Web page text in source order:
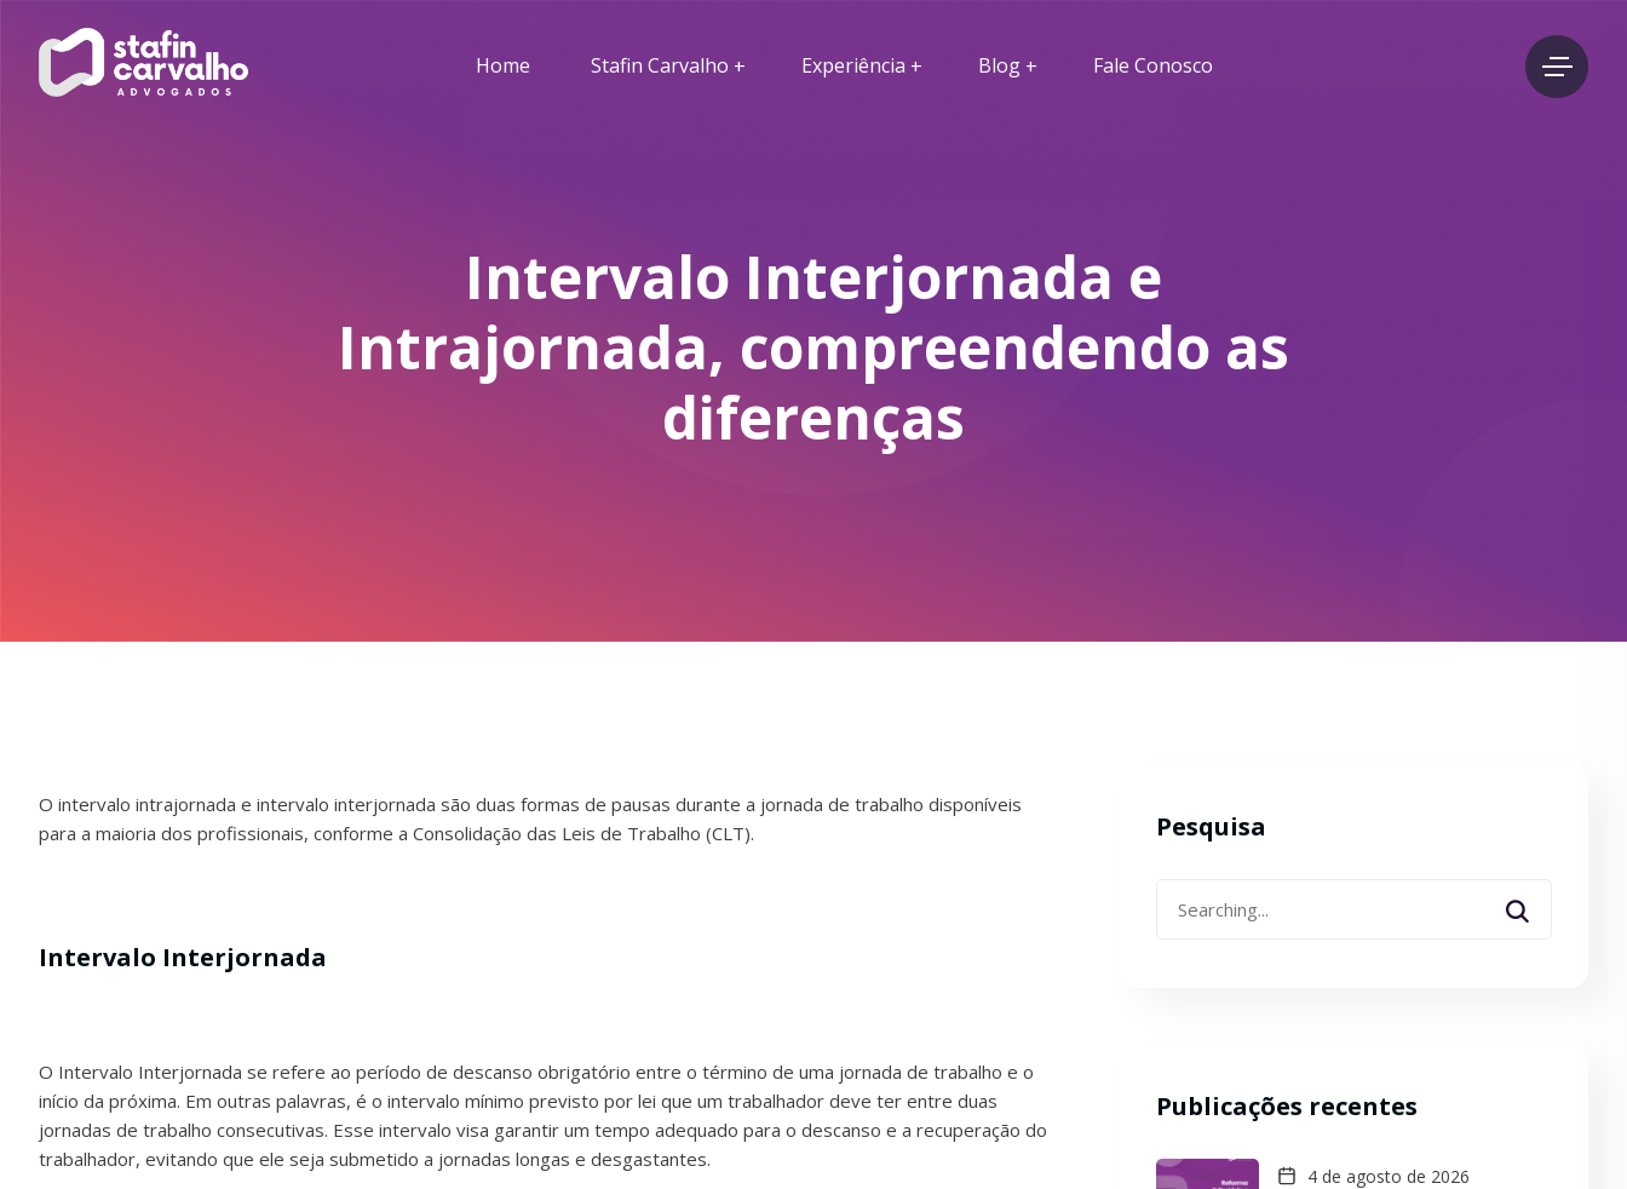
Home Stafin Carvalho Experiência Blog Fale Conosco
Intervalo Interjornada e
Intrajornada, compreendendo as
diferenças
O intervalo intrajornada e intervalo interjornada são duas formas de pausas durante a jornada de trabalho disponíveis
para a maioria dos profissionais, conforme a Consolidação das Leis de Trabalho (CLT).
Intervalo Interjornada
O Intervalo Interjornada se refere ao período de descanso obrigatório entre o término de uma jornada de trabalho e o
início da próxima. Em outras palavras, é o intervalo mínimo previsto por lei que um trabalhador deve ter entre duas
jornadas de trabalho consecutivas. Esse intervalo visa garantir um tempo adequado para o descanso e a recuperação do
trabalhador, evitando que ele seja submetido a jornadas longas e desgastantes.
Pesquisa
for:
Publicações recentes
4 de agosto de 2026